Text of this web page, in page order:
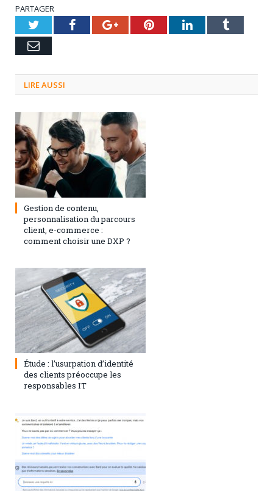
PARTAGER
TwitterFacebookGoogle+PinterestLinkedInTumblr
Email
LIRE AUSSI
3 septembre 2024
Gestion de contenu,
personnalisation du parcours
client, e-commerce :
comment choisir une DXP ?
1 août 2023 0
Étude : l’usurpation d’identité
des clients préoccupe les
responsables IT